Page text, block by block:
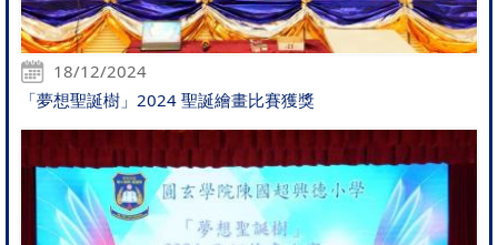
18/12/2024
「夢想聖誕樹」2024 聖誕繪畫比賽獲獎